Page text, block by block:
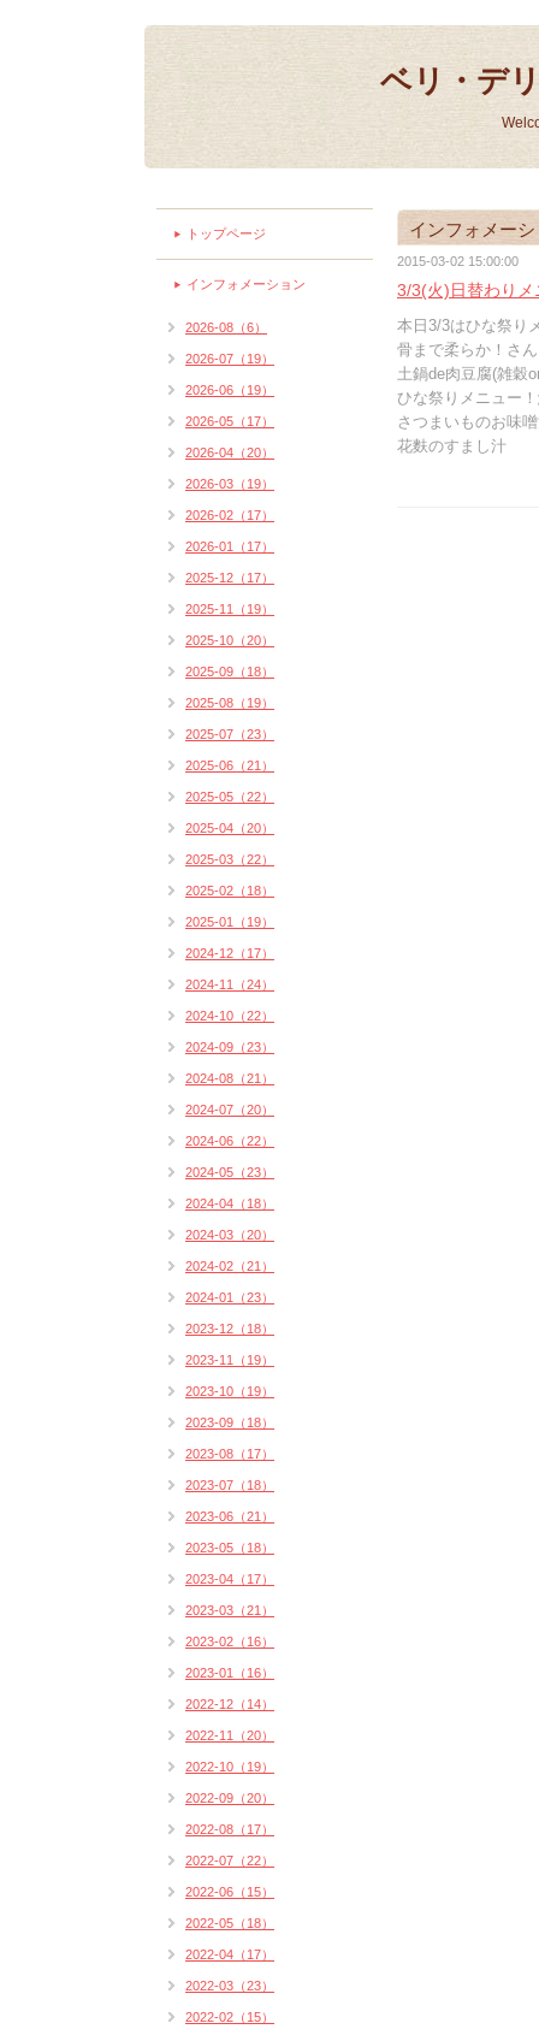
ベリ・デ
インフォメー
2015-03-02 15:00:00
3/3(火)日替わりメ
本日3/3はひな祭り
骨まで柔らか！さ
土鍋de肉豆腐(雑穀
ひな祭りメニュー
さつまいものお味
花麩のすまし汁
トップページ
インフォメーション
2026-08（6）
2026-07（19）
2026-06（19）
2026-05（17）
2026-04（20）
2026-03（19）
2026-02（17）
2026-01（17）
2025-12（17）
2025-11（19）
2025-10（20）
2025-09（18）
2025-08（19）
2025-07（23）
2025-06（21）
2025-05（22）
2025-04（20）
2025-03（22）
2025-02（18）
2025-01（19）
2024-12（17）
2024-11（24）
2024-10（22）
2024-09（23）
2024-08（21）
2024-07（20）
2024-06（22）
2024-05（23）
2024-04（18）
2024-03（20）
2024-02（21）
2024-01（23）
2023-12（18）
2023-11（19）
2023-10（19）
2023-09（18）
2023-08（17）
2023-07（18）
2023-06（21）
2023-05（18）
2023-04（17）
2023-03（21）
2023-02（16）
2023-01（16）
2022-12（14）
2022-11（20）
2022-10（19）
2022-09（20）
2022-08（17）
2022-07（22）
2022-06（15）
2022-05（18）
2022-04（17）
2022-03（23）
2022-02（15）